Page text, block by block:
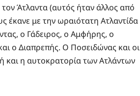
Άτλαντα (αυτός ήταν άλλος από
έκανε με την ωραιότατη Ατλαντίδα
ο Γάδειρος, ο Αμφήρης, ο
ο Διαπρεπής. Ο Ποσειδώνας και οι
και η αυτοκρατορία των Ατλάντων